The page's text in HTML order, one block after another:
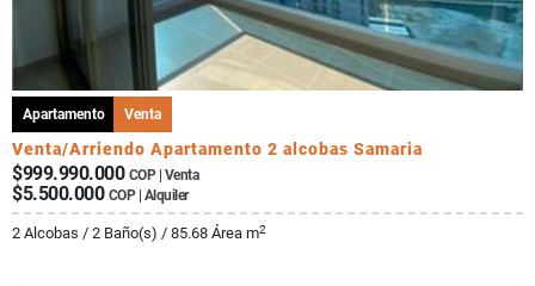
Apartamento Venta
Venta/Arriendo Apartamento 2 alcobas Samaria
$999.990.000 COP | Venta
$5.500.000 COP | Alquiler
2 Alcobas / 2 Baño(s) / 85.68 Área m2